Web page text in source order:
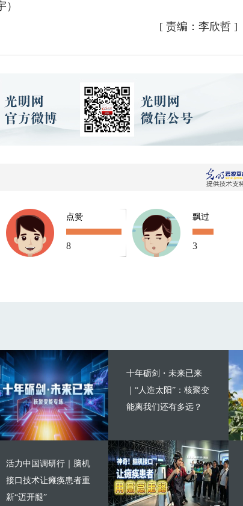
[ 责编：李欣哲 ]
点赞
8
飘过
3
十年砺剑・未来已来
｜“人造太阳”：核聚变
能离我们还有多远？
活力中国调研行｜脑机
接口技术让瘫痪患者重
新“迈开腿”